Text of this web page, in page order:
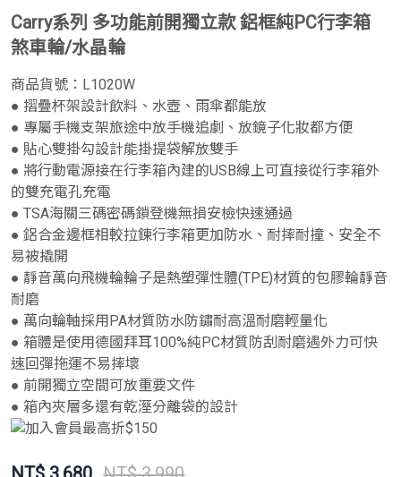
Carry系列 多功能前開獨立款 鋁框純PC行李箱
煞車輪/水晶輪
商品貨號： L1020W
● 摺疊杯架設計飲料、水壺、雨傘都能放
● 專屬手機支架旅途中放手機追劇、放鏡子化妝都方便
● 貼心雙掛勾設計能掛提袋解放雙手
● 將行動電源接在行李箱內建的USB線上可直接從行李箱外
的雙充電孔充電
● TSA海關三碼密碼鎖登機無損安檢快速通過
● 鋁合金邊框相較拉鍊行李箱更加防水、耐摔耐撞、安全不
易被撬開
● 靜音萬向飛機輪輪子是熱塑彈性體(TPE)材質的包膠輪靜音
耐磨
● 萬向輪軸採用PA材質防水防鏽耐高溫耐磨輕量化
● 箱體是使用德國拜耳100%純PC材質防刮耐磨遇外力可快
速回彈拖運不易摔壞
● 前開獨立空間可放重要文件
● 箱內夾層多還有乾溼分離袋的設計